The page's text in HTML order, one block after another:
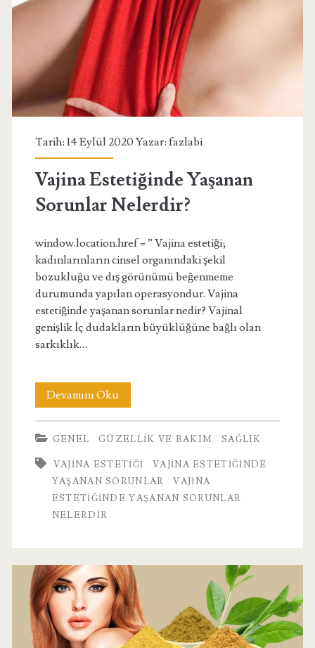
Tarih: 14 Eylül 2020 Yazar: fazlabi
Vajina Estetiğinde Yaşanan
Sorunlar Nelerdir?
window.location.href = ” Vajina estetiği;
kadınlarınların cinsel organındaki şekil
bozukluğu ve dış görünümü beğenmeme
durumunda yapılan operasyondur. Vajina
estetiğinde yaşanan sorunlar nedir? Vajinal
genişlik İç dudakların büyüklüğüne bağlı olan
sarkıklık…
Devamını OkuVajina
Estetiğinde
Yaşanan
Sorunlar
Nelerdir?
GENEL GÜZELLIK VE BAKIM SAĞLIK
VAJINA ESTETIĞI
VAJINA ESTETIĞINDE
YAŞANAN SORUNLAR
VAJINA
ESTETIĞINDE YAŞANAN SORUNLAR
NELERDIR